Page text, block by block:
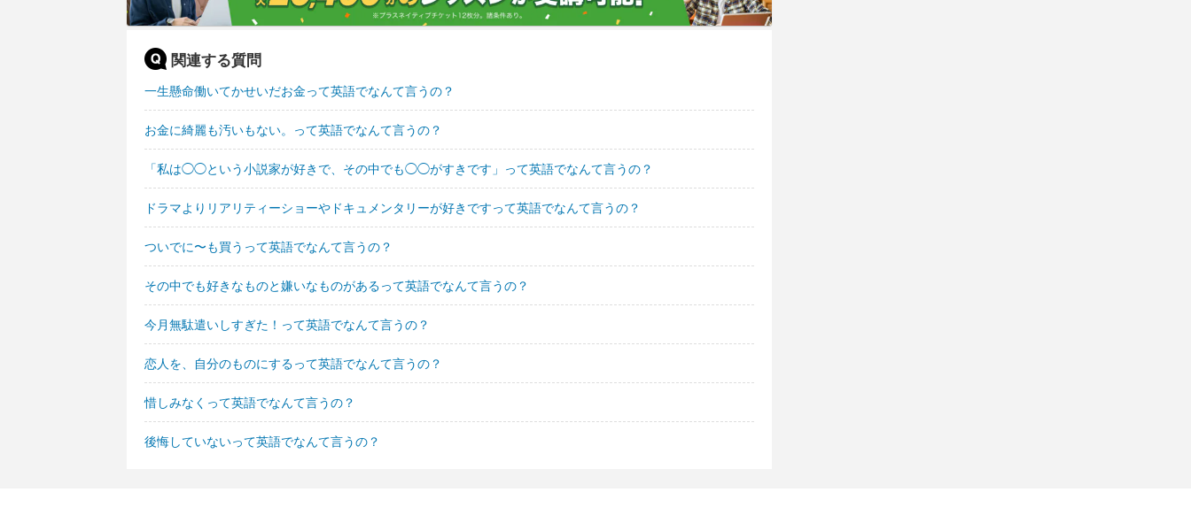
関連する質問
一生懸命働いてかせいだお金って英語でなんて言うの？
お金に綺麗も汚いもない。って英語でなんて言うの？
「私は◯◯という小説家が好きで、その中でも◯◯がすきです」って英語でなんて言うの？
ドラマよりリアリティーショーやドキュメンタリーが好きですって英語でなんて言うの？
ついでに〜も買うって英語でなんて言うの？
その中でも好きなものと嫌いなものがあるって英語でなんて言うの？
今月無駄遣いしすぎた！って英語でなんて言うの？
恋人を、自分のものにするって英語でなんて言うの？
惜しみなくって英語でなんて言うの？
後悔していないって英語でなんて言うの？